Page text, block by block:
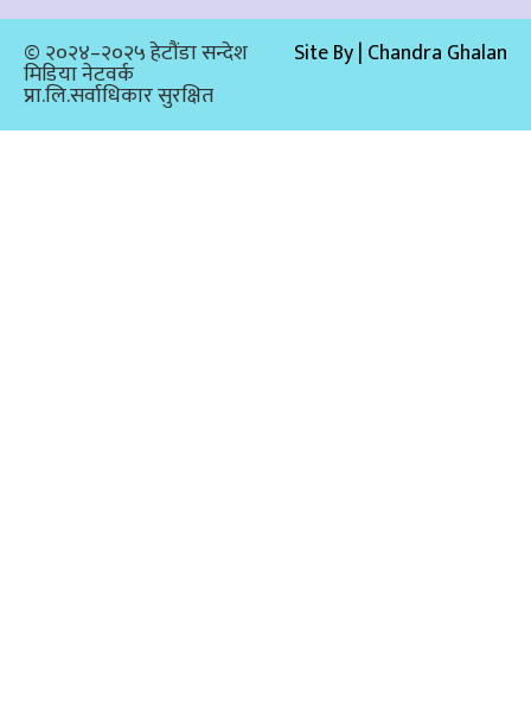
© २०२४–२०२५ हेटौंडा सन्देश
मिडिया नेटवर्क
प्रा.लि.सर्वाधिकार सुरक्षित​
Site By | Chandra Ghalan